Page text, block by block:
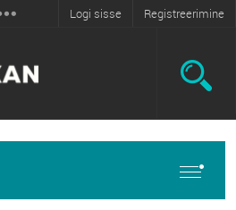
Logi sisse Registreerimine